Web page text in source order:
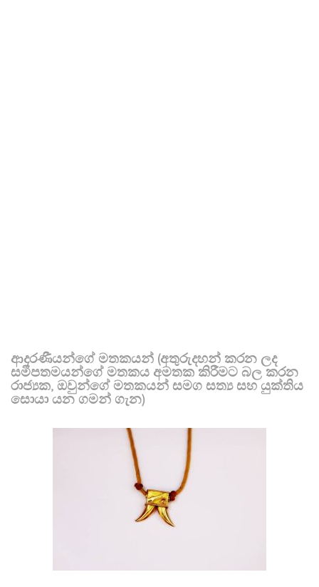
ආදරණීයන්ගේ මතකයන් (අතුරුදහන් කරන ලද
සමීපතමයන්ගේ මතකය අමතක කිරීමට බල කරන
රාජ්‍යක, ඔවුන්ගේ මතකයන් සමග සත්‍ය සහ යුක්තිය
සොයා යන ගමන් ගැන)